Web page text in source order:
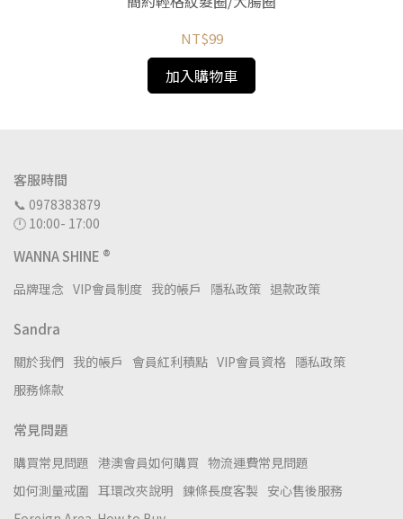
NT$99
加入購物車
客服時間
📞 0978383879
🕛 10:00- 17:00
WANNA SHINE ®
品牌理念 VIP會員制度 我的帳戶 隱私政策 退款政策
Sandra
關於我們 我的帳戶 會員紅利積點 VIP會員資格 隱私政策
服務條款
常見問題
購買常見問題 港澳會員如何購買 物流運費常見問題
如何測量戒圍 耳環改夾說明 鍊條長度客製 安心售後服務